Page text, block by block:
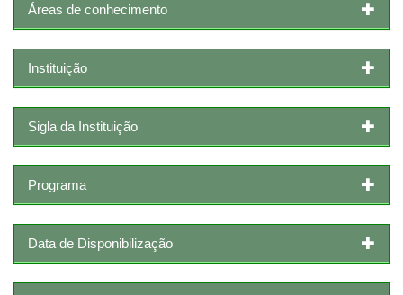
Áreas de conhecimento
Instituição
Sigla da Instituição
Programa
Data de Disponibilização